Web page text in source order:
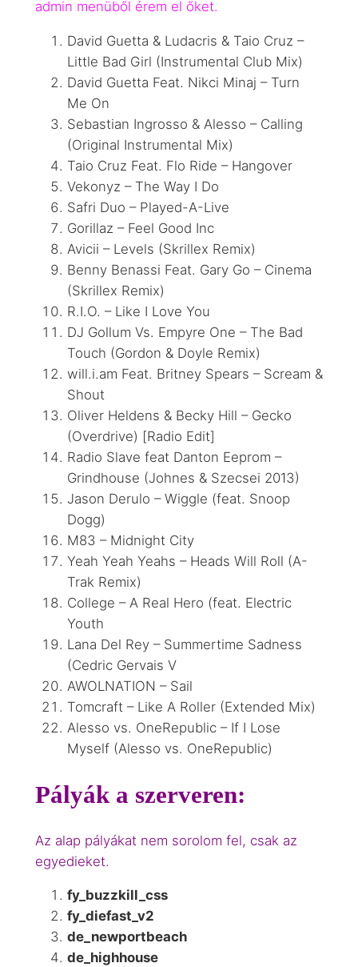
admin menüből érem el őket.
David Guetta & Ludacris & Taio Cruz –
Little Bad Girl (Instrumental Club Mix)
David Guetta Feat. Nikci Minaj – Turn
Me On
Sebastian Ingrosso & Alesso – Calling
(Original Instrumental Mix)
Taio Cruz Feat. Flo Ride – Hangover
Vekonyz – The Way I Do
Safri Duo – Played-A-Live
Gorillaz – Feel Good Inc
Avicii – Levels (Skrillex Remix)
Benny Benassi Feat. Gary Go – Cinema
(Skrillex Remix)
R.I.O. – Like I Love You
DJ Gollum Vs. Empyre One – The Bad
Touch (Gordon & Doyle Remix)
will.i.am Feat. Britney Spears – Scream &
Shout
Oliver Heldens & Becky Hill – Gecko
(Overdrive) [Radio Edit]
Radio Slave feat Danton Eeprom –
Grindhouse (Johnes & Szecsei 2013)
Jason Derulo – Wiggle (feat. Snoop
Dogg)
M83 – Midnight City
Yeah Yeah Yeahs – Heads Will Roll (A-
Trak Remix)
College – A Real Hero (feat. Electric
Youth
Lana Del Rey – Summertime Sadness
(Cedric Gervais V
AWOLNATION – Sail
Tomcraft – Like A Roller (Extended Mix)
Alesso vs. OneRepublic – If I Lose
Myself (Alesso vs. OneRepublic)
Pályák a szerveren:
Az alap pályákat nem sorolom fel, csak az
egyedieket.
fy_buzzkill_css
fy_diefast_v2
de_newportbeach
de_highhouse